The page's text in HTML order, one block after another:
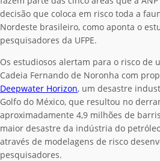
decisão que coloca em risco toda a
Nordeste brasileiro, como aponta o
pesquisadores da UFPE.
Os estudiosos alertam para o risco de
Cadeia Fernando de Noronha com
Deepwater Horizon, um desastre
Golfo do México, que resultou no
aproximadamente 4,9 milhões de
maior desastre da indústria do
através de modelagens de risco
pesquisadores.